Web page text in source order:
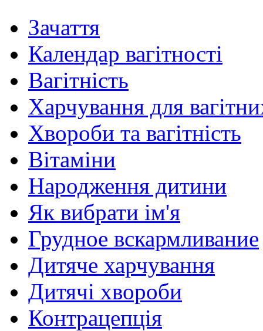
Зачаття
Календар вагітності
Вагітність
Харчування для
Хвороби та вагітність
Вітаміни
Народження дитини
Як вибрати ім'я
Грудное вскармливание
Дитяче харчування
Дитячі хвороби
Контрацепція